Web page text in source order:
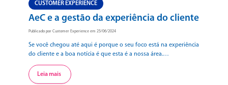
CUSTOMER EXPERIENCE
AeC e a gestão da experiência do cliente
Publicado por Customer Experience em 25/06/2024
Se você chegou até aqui é porque o seu foco está na experiência
do cliente e a boa notícia é que esta é a nossa área.
expertise e know-how construídos e lapidados em mais de três
décadas, pode transformar a experiência do seu cliente (CX). Rico
Leia mais